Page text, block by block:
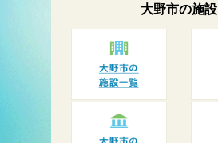
大野市の施設